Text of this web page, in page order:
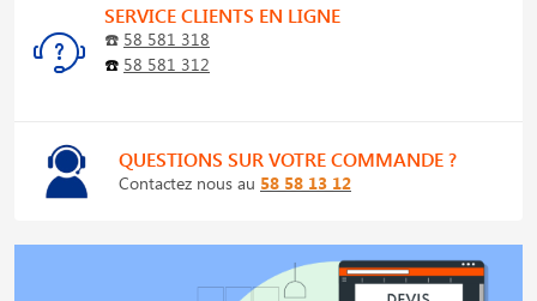
SERVICE CLIENTS EN LIGNE
☎️ 58 581 318
☎️ 58 581 312
QUESTIONS SUR VOTRE COMMANDE ?
Contactez nous au 58 58 13 12